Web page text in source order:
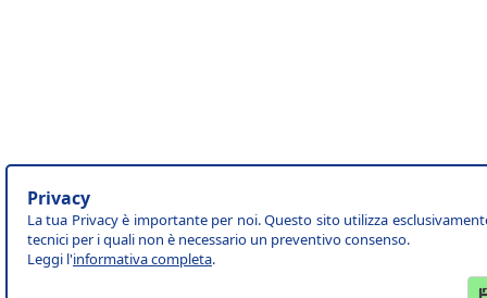
Privacy
La tua Privacy è importante per noi. Questo sito utilizza
tecnici per i quali non è necessario un preventivo consenso.
Leggi l'informativa completa.